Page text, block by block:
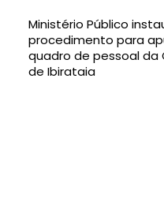
Ministério Público
procedimento para
quadro de pessoal da
de Ibirataia